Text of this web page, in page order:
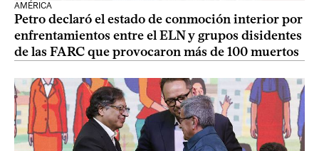
AMÉRICA
Petro declaró el estado de conmoción interior por
enfrentamientos entre el ELN y grupos disidentes
de las FARC que provocaron más de 100 muertos